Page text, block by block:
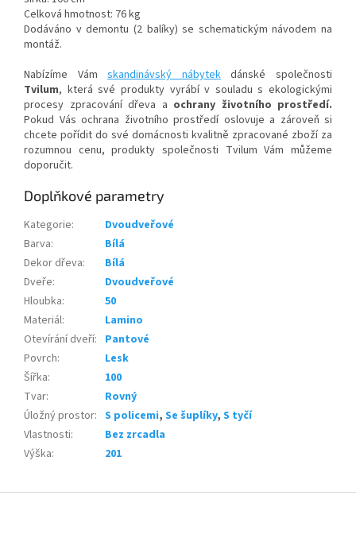
Celková hmotnost: 76 kg
Dodáváno v demontu (2 balíky) se schematickým návodem na
montáž.
Nabízíme Vámskandinávský nábytekdánské společnosti
Tvilum, která své produkty vyrábí v souladu s ekologickými
procesy zpracování dřeva a ochrany životního prostředí.
Pokud Vás ochrana životního prostředí oslovuje a zároveň si
chcete pořídit do své domácnosti kvalitně zpracované zboží za
rozumnou cenu, produkty společnosti Tvilum Vám můžeme
doporučit.
Doplňkové parametry
Kategorie:
Dvoudveřové
Barva:
Bílá
Dekor dřeva:
Bílá
Dveře:
Dvoudveřové
Hloubka:
50
Materiál:
Lamino
Otevírání dveří: Pantové
Povrch:
Lesk
Šířka:
100
Tvar:
Rovný
Úložný prostor: S policemi, Se šuplíky, S tyčí
Vlastnosti:
Bez zrcadla
Výška: 201